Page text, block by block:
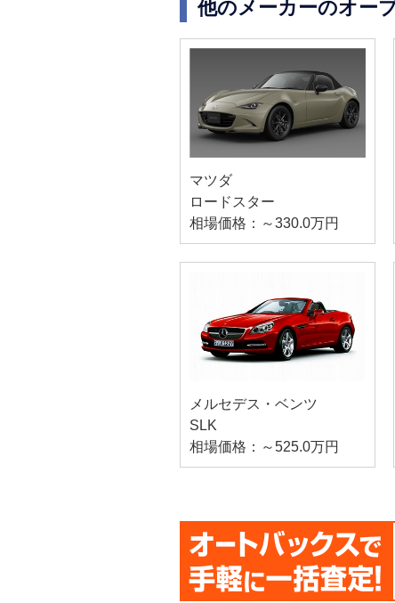
他のメーカーのオー
マツダ
ロードスター
相場価格：～330.0万円
メルセデス・ベンツ
SLK
相場価格：～525.0万円